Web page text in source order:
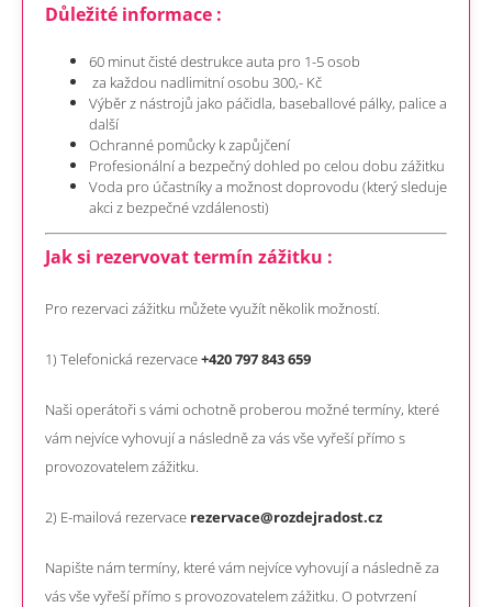
Důležité informace :
60 minut čisté destrukce auta pro 1-5 osob
za každou nadlimitní osobu 300,- Kč
Výběr z nástrojů jako páčidla, baseballové pálky, palice a
další
Ochranné pomůcky k zapůjčení
Profesionální a bezpečný dohled po celou dobu zážitku
Voda pro účastníky a možnost doprovodu (který sleduje
akci z bezpečné vzdálenosti)
Jak si rezervovat termín zážitku :
Pro rezervaci zážitku můžete využít několik možností.
1) Telefonická rezervace+420 797 843 659
Naši operátoři s vámi ochotně proberou možné termíny, které
vám nejvíce vyhovují a následně za vás vše vyřeší přímo s
provozovatelem zážitku.
2) E-mailová rezervace rezervace@rozdejradost.cz
Napište nám termíny, které vám nejvíce vyhovují a následně za
vás vše vyřeší přímo s provozovatelem zážitku. O potvrzení